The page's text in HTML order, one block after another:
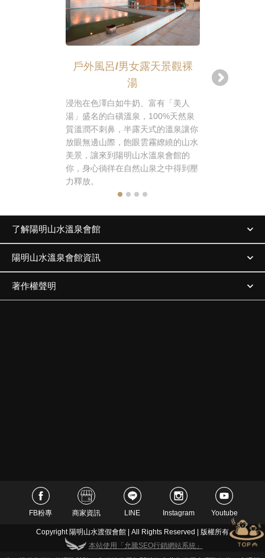
戶外風呂/男女露天景觀裸
湯
浸泡在色澤白如牛奶、富有「美人
湯」盛名的白磺溫泉，100%天然泉
質溫潤不刺鼻，半露天式的溫泉讓你
放眼無邊山際，飽眼雲霧繚繞的山水
美景，讓來到陽明山水溫泉會館的
你，身心徜徉在自然山泉之中得到壓
力釋放。
陽明山水溫
了解陽明山水溫泉會館
陽明山水溫泉會館資訊
著作權聲明
FB粉專 商家資訊 LINE Instagram Youtube
Copyright 陽明山水渡假會館 | All Rights Reserved | 版權所有
本站使用「允騰SEO行銷網站系統」